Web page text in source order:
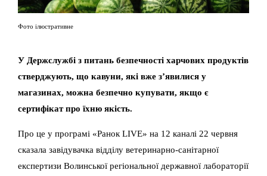
Фото ілюстративне
У Держслужбі з питань безпечності харчових продуктів
стверджують, що кавуни, які вже з’явилися у
магазинах, можна безпечно купувати, якщо є
сертифікат про їхню якість.
Про це у програмі «Ранок LIVE» на 12 каналі 22 червня
сказала завідувачка відділу ветеринарно-санітарної
експертизи Волинської регіональної державної лабораторії